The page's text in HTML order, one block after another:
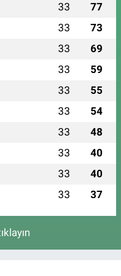
33 77
33 73
33 69
33 59
33 55
33 54
33 48
33 40
33 40
33 37